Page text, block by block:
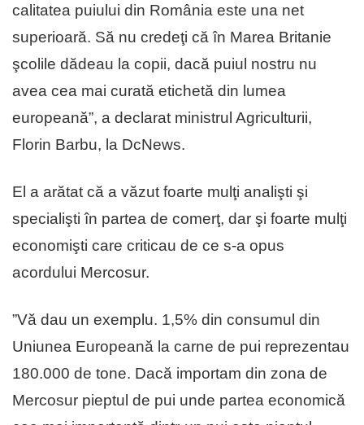
calitatea puiului din România este una net
superioară. Să nu credeţi că în Marea Britanie
şcolile dădeau la copii, dacă puiul nostru nu
avea cea mai curată etichetă din lumea
europeană”, a declarat ministrul Agriculturii,
Florin Barbu, la DcNews.
El a arătat că a văzut foarte mulţi analişti şi
specialişti în partea de comerţ, dar şi foarte mulţi
economişti care criticau de ce s-a opus
acordului Mercosur.
”Vă dau un exemplu. 1,5% din consumul din
Uniunea Europeană la carne de pui reprezentau
180.000 de tone. Dacă importam din zona de
Mercosur pieptul de pui unde partea economică